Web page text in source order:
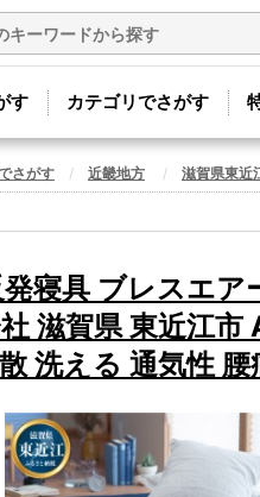
す カテゴリでさがす
さがす 近畿地方 滋賀県東近
寝具 ブレスエア
滋賀県 東近江
洗える 通気性